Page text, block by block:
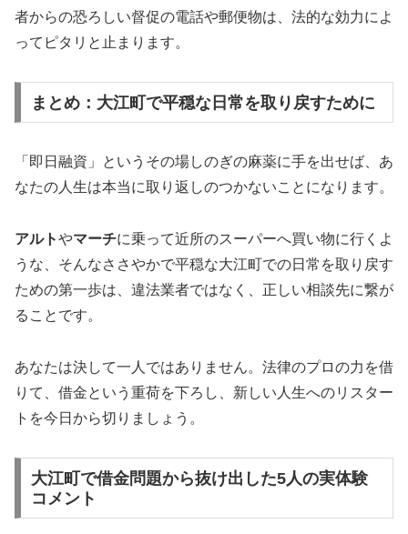
者からの恐ろしい督促の電話や郵便物は、法的な効力によ
ってピタリと止まります。
まとめ：大江町で平穏な日常を取り戻すために
「即日融資」というその場しのぎの麻薬に手を出せば、あ
なたの人生は本当に取り返しのつかないことになります。
アルトやマーチに乗って近所のスーパーへ買い物に行くよ
うな、そんなささやかで平穏な大江町での日常を取り戻す
ための第一歩は、違法業者ではなく、正しい相談先に繋が
ることです。
あなたは決して一人ではありません。法律のプロの力を借
りて、借金という重荷を下ろし、新しい人生へのリスター
トを今日から切りましょう。
大江町で借金問題から抜け出した5人の実体験
コメント